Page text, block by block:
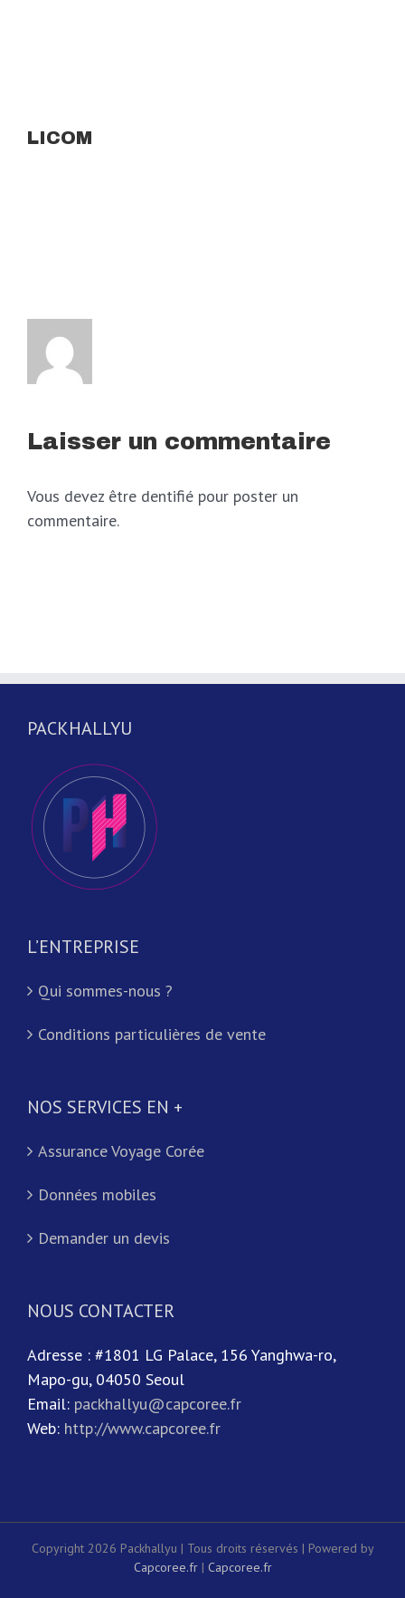
LICOM
Laisser un commentaire
Vous devez être dentifié pour poster un
commentaire.
PACKHALLYU
L’ENTREPRISE
Qui sommes-nous ?
Conditions particulières de vente
NOS SERVICES EN +
Assurance Voyage Corée
Données mobiles
Demander un devis
NOUS CONTACTER
Adresse : #1801 LG Palace, 156 Yanghwa-ro,
Mapo-gu, 04050 Seoul
Email: packhallyu@capcoree.fr
Web: http://www.capcoree.fr
Copyright 2026 Packhallyu | Tous droits réservés | Powered by
Capcoree.fr| Capcoree.fr